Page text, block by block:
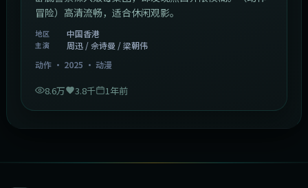
冒险）高清流畅，适合休闲观影。
地区 中国香港
主演
周迅 / 佘诗曼 / 梁朝伟
动作· 2025 · 动漫
8.6万 3.8千 1年前